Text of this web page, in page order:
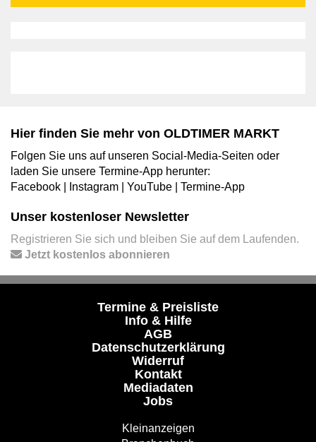
Hier finden Sie mehr von OLDTIMER MARKT
Folgen Sie uns auf unseren Social-Media-Seiten oder
laden Sie unsere Termine-App herunter:
Facebook
Instagram YouTube Termine-App
Unser kostenloser Newsletter
Registrieren Sie sich und bleiben Sie auf dem Laufenden.
Jetzt kostenlos abonnieren
Termine & Preisliste
Info & Hilfe
AGB
Datenschutzerklärung
Widerruf
Kontakt
Mediadaten
Jobs
Kleinanzeigen